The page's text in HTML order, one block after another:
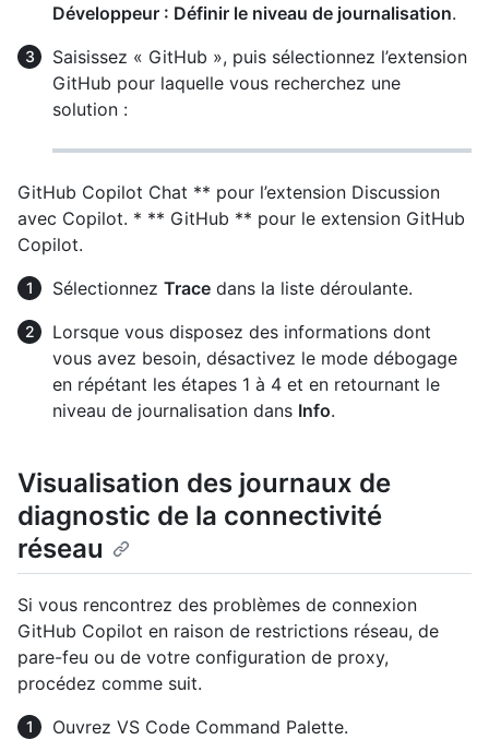
Développeur : Définir le niveau de journalisation.
Saisissez « GitHub », puis sélectionnez l’extension
GitHub pour laquelle vous recherchez une
solution :
GitHub Copilot Chat ** pour l’extension Discussion
avec Copilot. * ** GitHub ** pour le extension GitHub
Copilot.
Sélectionnez Trace dans la liste déroulante.
Lorsque vous disposez des informations dont
vous avez besoin, désactivez le mode débogage
en répétant les étapes 1 à 4 et en retournant le
niveau de journalisation dans Info.
Visualisation des journaux de
diagnostic de la connectivité
réseau
Si vous rencontrez des problèmes de connexion
GitHub Copilot en raison de restrictions réseau, de
pare-feu ou de votre configuration de proxy,
procédez comme suit.
Ouvrez VS Code Command Palette.